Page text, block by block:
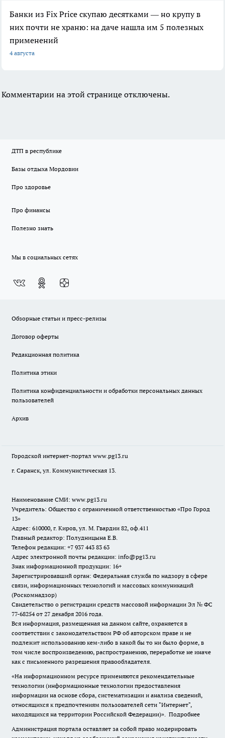
Банки из Fix Price скупаю десятками — но крупу в
них почти не храню: на даче нашла им 5 полезных
применений
4 августа
Комментарии на этой странице отключены.
ДТП в республике
Базы отдыха Мордовии
Про здоровье
Про финансы
Полезно знать
Мы в социальных сетях
Обзорные статьи и пресс-релизы
Договор оферты
Редакционная политика
Политика этики
Политика конфиденциальности и обработки персональных данных
пользователей
Архив
Городской интернет-портал www.pg13.ru
г. Саранск, ул. Коммунистическая 13.
Наименование СМИ: www.pg13.ru
Учредитель: Общество с ограниченной ответственностью «Про Город
13»
Адрес: 610000, г. Киров, ул. М. Гвардии 82, оф.411
Главный редактор: Полудницына Е.В.
Телефон редакции: +7 937 443 83 63
Адрес электронной почты редакции: info@pg13.ru
Знак информационной продукции: 16+
Зарегистрировавший орган: Федеральная служба по надзору в сфере
связи, информационных технологий и массовых коммуникаций
(Роскомнадзор)
Свидетельство о регистрации средств массовой информации Эл № ФС
77-68254 от 27 декабря 2016 года.
Вся информация, размещенная на данном сайте, охраняется в
соответствии с законодательством РФ об авторском праве и не
подлежит использованию кем-либо в какой бы то ни было форме, в
том числе воспроизведению, распространению, переработке не иначе
как с письменного разрешения правообладателя.
«На информационном ресурсе применяются рекомендательные
технологии (информационные технологии предоставления
информации на основе сбора, систематизации и анализа сведений,
относящихся к предпочтениям пользователей сети "Интернет",
находящихся на территории Российской Федерации)». Подробнее
Администрация портала оставляет за собой право модерировать